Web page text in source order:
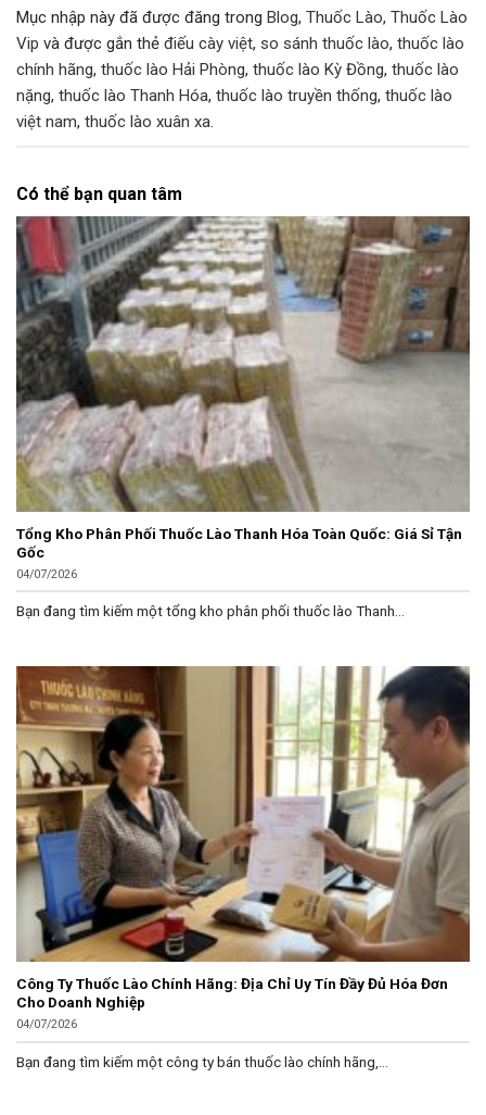
Mục nhập này đã được đăng trong Blog, Thuốc Lào, Thuốc Lào
Vip và được gắn thẻ điếu cày việt, so sánh thuốc lào, thuốc lào
chính hãng, thuốc lào Hải Phòng, thuốc lào Kỳ Đồng, thuốc lào
nặng, thuốc lào Thanh Hóa, thuốc lào truyền thống, thuốc lào
việt nam, thuốc lào xuân xa.
Có thể bạn quan tâm
Tổng Kho Phân Phối Thuốc Lào Thanh Hóa Toàn Quốc: Giá Sỉ Tận
Gốc
04/07/2026
Bạn đang tìm kiếm một tổng kho phân phối thuốc lào Thanh...
Công Ty Thuốc Lào Chính Hãng: Địa Chỉ Uy Tín Đầy Đủ Hóa Đơn
Cho Doanh Nghiệp
04/07/2026
Bạn đang tìm kiếm một công ty bán thuốc lào chính hãng,...